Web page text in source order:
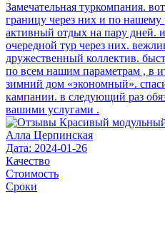
Замечательная туркомпания.
границу через них и по
активный отдых на пару дней.
очередной тур через них.
дружественный коллектив.
по всем нашим параметрам , в
зимний дом «экономный».
кампании. в следующий раз
вашими услугами .
Алла Церпинская
Дата: 2024-01-26
Качество
Стоимость
Сроки